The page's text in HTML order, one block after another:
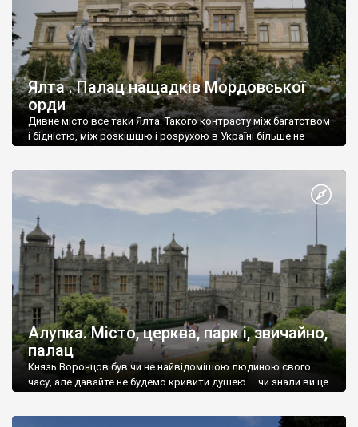
Ялта . Палац нащадків Мордовської
орди
Дивне місто все таки Ялта. Такого контрасту між багатством
і бідністю, між розкішшю і розрухою в Україні більше не
Алупка. Місто, церква, парк і, звичайно,
палац
Князь Воронцов був чи не найвідомішою людиною свого
часу, але давайте не будемо кривити душею – чи знали ви це